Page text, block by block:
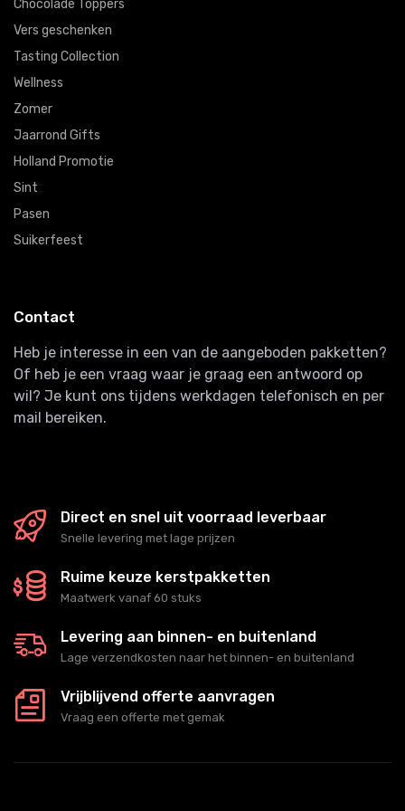
Chocolade Toppers
Vers geschenken
Tasting Collection
Wellness
Zomer
Jaarrond Gifts
Holland Promotie
Sint
Pasen
Suikerfeest
Contact
Heb je interesse in een van de aangeboden pakketten?
Of heb je een vraag waar je graag een antwoord op
wil? Je kunt ons tijdens werkdagen telefonisch en per
mail bereiken.
Direct en snel uit voorraad leverbaar
Snelle levering met lage prijzen
Ruime keuze kerstpakketten
Maatwerk vanaf 60 stuks
Levering aan binnen- en buitenland
Lage verzendkosten naar het binnen- en buitenland
Vrijblijvend offerte aanvragen
Vraag een offerte met gemak